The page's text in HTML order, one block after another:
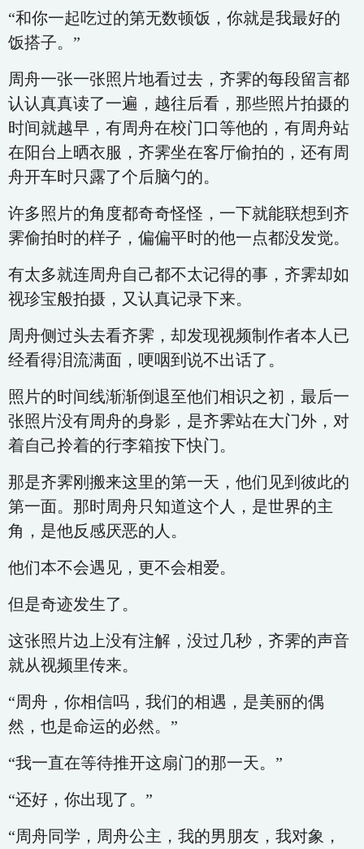
“和你一起吃过的第无数顿饭，你就是我最好的
饭搭子。”
周舟一张一张照片地看过去，齐霁的每段留言都
认认真真读了一遍，越往后看，那些照片拍摄的
时间就越早，有周舟在校门口等他的，有周舟站
在阳台上晒衣服，齐霁坐在客厅偷拍的，还有周
舟开车时只露了个后脑勺的。
许多照片的角度都奇奇怪怪，一下就能联想到齐
霁偷拍时的样子，偏偏平时的他一点都没发觉。
有太多就连周舟自己都不太记得的事，齐霁却如
视珍宝般拍摄，又认真记录下来。
周舟侧过头去看齐霁，却发现视频制作者本人已
经看得泪流满面，哽咽到说不出话了。
照片的时间线渐渐倒退至他们相识之初，最后一
张照片没有周舟的身影，是齐霁站在大门外，对
着自己拎着的行李箱按下快门。
那是齐霁刚搬来这里的第一天，他们见到彼此的
第一面。那时周舟只知道这个人，是世界的主
角，是他反感厌恶的人。
他们本不会遇见，更不会相爱。
但是奇迹发生了。
这张照片边上没有注解，没过几秒，齐霁的声音
就从视频里传来。
“周舟，你相信吗，我们的相遇，是美丽的偶
然，也是命运的必然。”
“我一直在等待推开这扇门的那一天。”
“还好，你出现了。”
“周舟同学，周舟公主，我的男朋友，我对象，